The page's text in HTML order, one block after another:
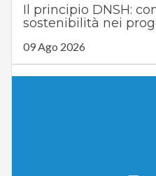
Il principio DNSH:
sostenibilità nei
09 Ago 2026